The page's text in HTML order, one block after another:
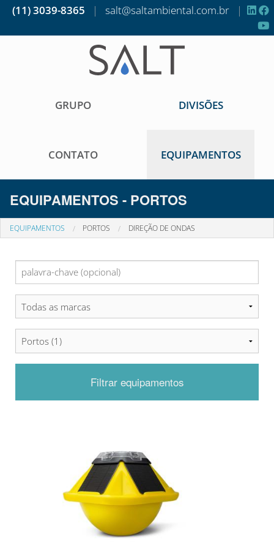
(11) 3039-8365 | salt@saltambiental.com.br |
GRUPO DIVISÕES
CONTATO EQUIPAMENTOS
EQUIPAMENTOS - PORTOS
EQUIPAMENTOS PORTOS DIREÇÃO DE ONDAS
Filtrar equipamentos